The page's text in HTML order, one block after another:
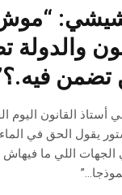
والدولة
تضمن
يقول الحق في
اللي ما فيهاش